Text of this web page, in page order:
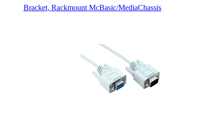
Bracket, Rackmount McBasic/MediaChassis